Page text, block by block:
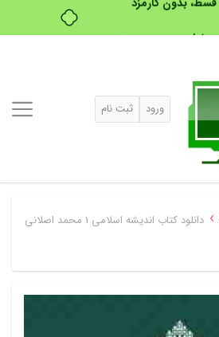
ورود ثبت نام
›
دانلود کتاب اندیشه اسلامی 1 محمد اصلانی